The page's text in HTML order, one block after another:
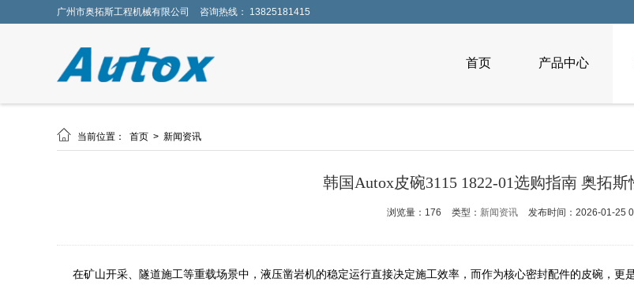
广州市奥拓斯工程机械有限公司 咨询热线： 13825181415
首页 产品中心
 当前位置： 首页 > 新闻资讯
韩国Autox皮碗3115 1822-01选购指南 奥拓
浏览量：176 类型： 新闻资讯 发布时间：2026-01-25
在矿山开采、隧道施工等重载场景中，液压凿岩机的稳定运行直接决定施工效率，而作为核心密封配件的皮碗，